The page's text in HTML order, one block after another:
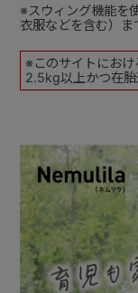
※スウィング機能を
衣服などを含む）ま
※このサイトにお
2.5kg以上かつ在胎